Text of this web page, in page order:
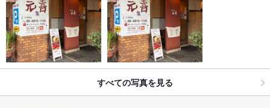
すべての写真を見る